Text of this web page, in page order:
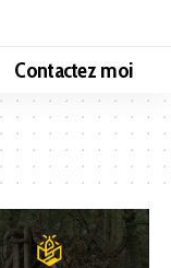
Contactez moi